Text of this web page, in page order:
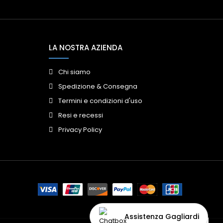
Assistenza Gagliardi
LA NOSTRA AZIENDA
Chi siamo
Spedizione & Consegna
Termini e condizioni d'uso
Resi e recessi
Privacy Policy